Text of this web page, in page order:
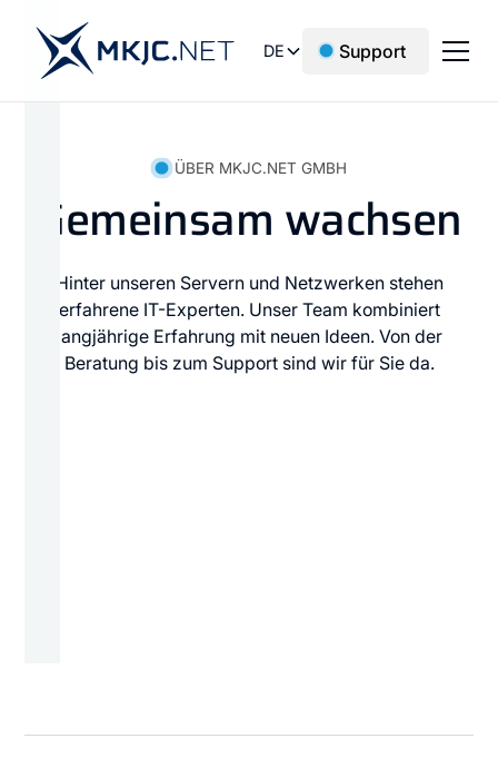
DE Support
ÜBER MKJC.NET GMBH
Gemeinsam wachsen
Hinter unseren Servern und Netzwerken stehen
erfahrene IT-Experten. Unser Team kombiniert
langjährige Erfahrung mit neuen Ideen. Von der
Beratung bis zum Support sind wir für Sie da.